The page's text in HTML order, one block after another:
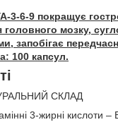
3-6-9 покращує
головного мозку,
запобігає
100 капсул.
СКЛАД
3-жирні кислоти –